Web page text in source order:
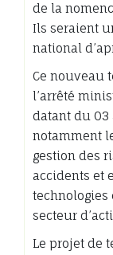
de la
Ils seraient
national
Ce nouveau
l’arrêté
datant du 03
notamment
gestion des
accidents et
technologies
secteur
Le projet de